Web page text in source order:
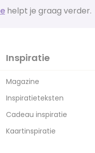
helpt je graag verder.
Inspiratie
Magazine
Inspiratieteksten
Cadeau inspiratie
Kaartinspiratie